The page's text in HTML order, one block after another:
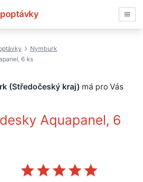
poptávky
Nymburk
6 ks
(Středočeský kraj) má pro Vás
Aquapanel, 6